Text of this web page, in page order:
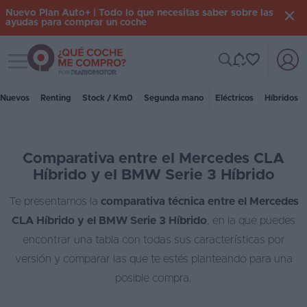
Iniciar
Coches
nuevos
Renting
Suscripción
Stock
Nuevo Plan Auto+ | Todo lo que necesitas saber sobre las
ayudas para comprar un coche
Toggle navigation
Nuevos Renting Stock / Km0 Segunda mano Eléctricos Híbridos
Comparativa entre el Mercedes CLA
Híbrido y el BMW Serie 3 Híbrido
Te presentamos la comparativa técnica entre el Mercedes
CLA Híbrido y el BMW Serie 3 Híbrido , en la que puedes
encontrar una tabla con todas sus características por
versión y comparar las que te estés planteando para una
posible compra.